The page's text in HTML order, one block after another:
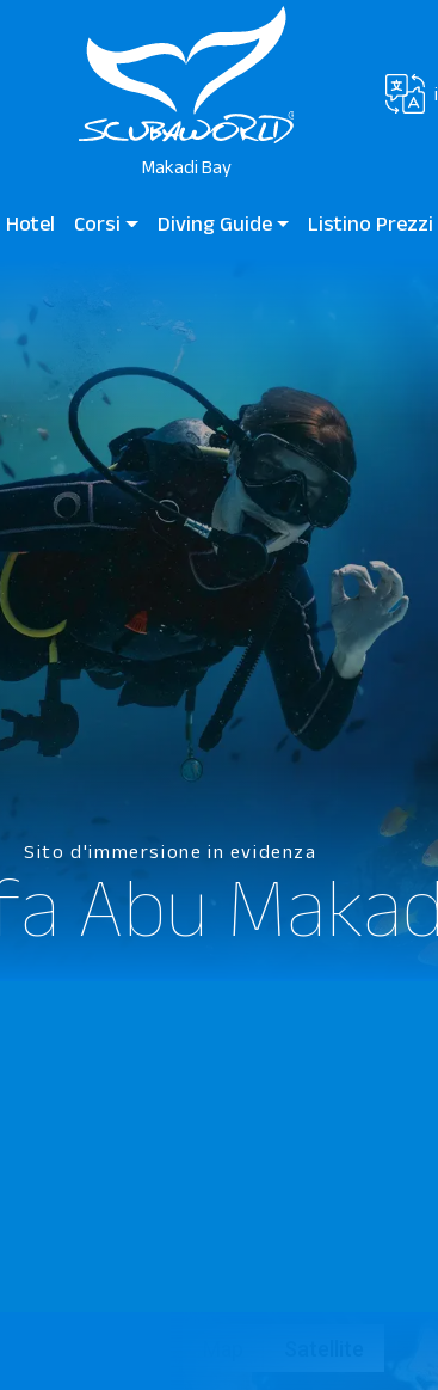
Makadi Bay
Hotel Corsi
Corsi per Principianti
Subacquei Certificati
Subacquei Professionisti
Diving Guide Listino Prezzi
Sito d'immersione in evidenza
Abu